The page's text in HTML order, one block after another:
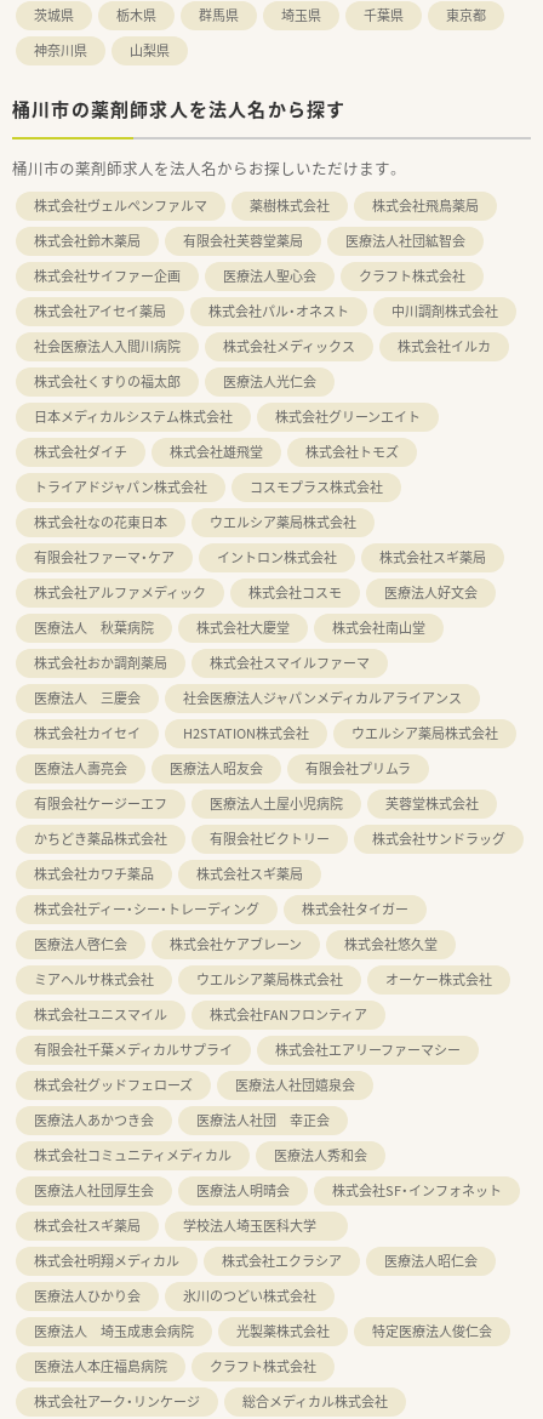
茨城県 栃木県 群馬県 埼玉県 千葉県
東京都
神奈川県
山梨県
桶川市の薬剤師求人を法人名から探す
桶川市の薬剤師求人を法人名からお探しいただけます。
株式会社ヴェルペンファルマ 薬樹株式会社
株式会社飛鳥薬局
株式会社鈴木薬局
有限会社芙蓉堂薬局
医療法人社団絋智会
株式会社サイファー企画
医療法人聖心会
クラフト株式会社
株式会社アイセイ薬局
株式会社パル・オネスト
中川調剤株式会社
社会医療法人入間川病院
株式会社メディックス
株式会社イルカ
株式会社くすりの福太郎
医療法人光仁会
日本メディカルシステム株式会社
株式会社グリーンエイト
株式会社ダイチ
株式会社雄飛堂
株式会社トモズ
トライアドジャパン株式会社
コスモプラス株式会社
株式会社なの花東日本
ウエルシア薬局株式会社
有限会社ファーマ・ケア
イントロン株式会社
株式会社スギ薬局
株式会社アルファメディック
株式会社コスモ
医療法人好文会
医療法人 秋葉病院
株式会社大慶堂
株式会社南山堂
株式会社おか調剤薬局
株式会社スマイルファーマ
医療法人 三慶会
社会医療法人ジャパンメディカルアライアンス
株式会社カイセイ
H2STATION株式会社
ウエルシア薬局株式会社
医療法人壽亮会
医療法人昭友会
有限会社プリムラ
有限会社ケージーエフ
医療法人土屋小児病院
芙蓉堂株式会社
かちどき薬品株式会社
有限会社ビクトリー
株式会社サンドラッグ
株式会社カワチ薬品
株式会社スギ薬局
株式会社ディー・シー・トレーディング
株式会社タイガー
医療法人啓仁会
株式会社ケアブレーン
株式会社悠久堂
ミアヘルサ株式会社
ウエルシア薬局株式会社
オーケー株式会社
株式会社ユニスマイル
株式会社FANフロンティア
有限会社千葉メディカルサプライ
株式会社エアリーファーマシー
株式会社グッドフェローズ
医療法人社団嬉泉会
医療法人あかつき会
医療法人社団 幸正会
株式会社コミュニティメディカル
医療法人秀和会
医療法人社団厚生会
医療法人明晴会
株式会社SF・インフォネット
株式会社スギ薬局
学校法人埼玉医科大学
株式会社明翔メディカル
株式会社エクラシア
医療法人昭仁会
医療法人ひかり会
氷川のつどい株式会社
医療法人 埼玉成恵会病院
光製薬株式会社
特定医療法人俊仁会
医療法人本庄福島病院
クラフト株式会社
株式会社アーク・リンケージ
総合メディカル株式会社